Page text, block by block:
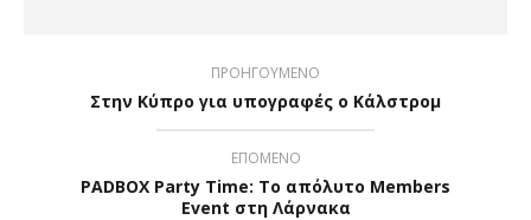
ΠΡΟΗΓΟΥΜΕΝΟ
Στην Κύπρο για υπογραφές ο Κάλστρομ
ΕΠΟΜΕΝΟ
PADBOX Party Time: Το απόλυτο Members
Event στη Λάρνακα